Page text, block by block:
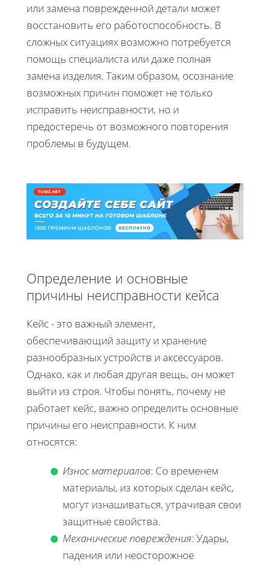
или замена поврежденной детали может
восстановить его работоспособность. В
сложных ситуациях возможно потребуется
помощь специалиста или даже полная
замена изделия. Таким образом, осознание
возможных причин поможет не только
исправить неисправности, но и
предостеречь от возможного повторения
проблемы в будущем.
Определение и основные
причины неисправности кейса
Кейс - это важный элемент,
обеспечивающий защиту и хранение
разнообразных устройств и аксессуаров.
Однако, как и любая другая вещь, он может
выйти из строя. Чтобы понять, почему не
работает кейс, важно определить основные
причины его неисправности. К ним
относятся:
Износ материалов: Со временем
материалы, из которых сделан кейс,
могут изнашиваться, утрачивая свои
защитные свойства.
Механические повреждения: Удары,
падения или неосторожное